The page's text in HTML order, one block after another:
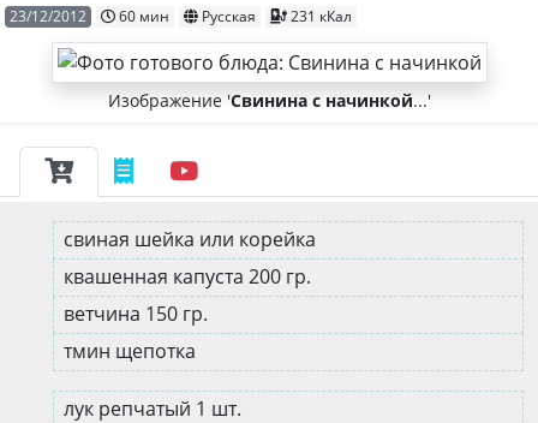
23/12/2012 60 мин Русская 231 кКал
Изображение 'Свинина с начинкой...'
свиная шейка или корейка
квашенная капуста 200 гр.
ветчина 150 гр.
тмин щепотка
лук репчатый 1 шт.